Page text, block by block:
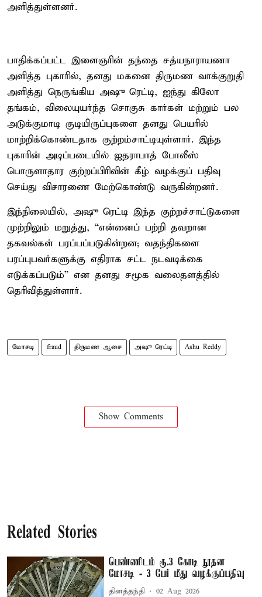
அளித்துள்ளனர்.
பாதிக்கப்பட்ட இளைஞரின் தந்தை சத்யநாராயணா
அளித்த புகாரில், தனது மகனை திருமண வாக்குறுதி
அளித்து நெருங்கிய அஷு ரெட்டி, ஐந்து கிலோ
தங்கம், விலையுயர்ந்த சொகுசு கார்கள் மற்றும் பல
அடுக்குமாடி குடியிருப்புகளை தனது பெயரில்
மாற்றிக்கொண்டதாக குற்றம்சாட்டியுள்ளார். இந்த
புகாரின் அடிப்படையில் ஐதராபாத் போலீஸ்
பொருளாதார குற்றப்பிரிவின் கீழ் வழக்குப் பதிவு
செய்து விசாரணை மேற்கொண்டு வருகின்றனர்.
இந்நிலையில், அஷு ரெட்டி இந்த குற்றச்சாட்டுகளை
முற்றிலும் மறுத்து, “என்னைப் பற்றி தவறான
தகவல்கள் பரப்பப்படுகின்றன; வதந்திகளை
பரப்புபவர்களுக்கு எதிராக சட்ட நடவடிக்கை
எடுக்கப்படும்” என தனது சமூக வலைதளத்தில்
தெரிவித்துள்ளார்.
மோசடி fraud திருமண ஆசை அஷு ரெட்டி Ashu Reddy
Show Comments
Related Stories
பெண்ணிடம் ரூ.3 கோடி நூதன
மோசடி - 3 பேர் மீது வழக்குப்பதிவு
தினத்தந்தி 02 Aug 2026